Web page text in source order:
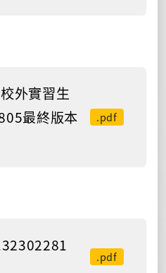
外實習生
最終版本
.pdf
.pdf